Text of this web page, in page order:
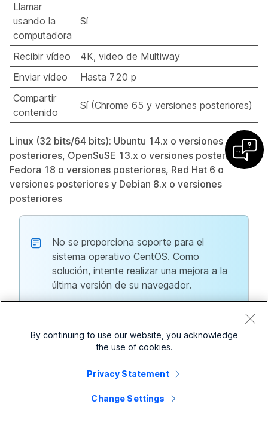
Llamar
usando la
computadora
Sí
Recibir vídeo
4K, video de Multiway
Enviar vídeo
Hasta 720 p
Compartir
contenido
Sí (Chrome 65 y versiones posteriores)
Linux (32 bits/64 bits): Ubuntu 14.x o versiones
posteriores, OpenSuSE 13.x o versiones posteriores,
Fedora 18 o versiones posteriores, Red Hat 6 o
versiones posteriores y Debian 8.x o versiones
posteriores
No se proporciona soporte para el
sistema operativo CentOS. Como
solución, intente realizar una mejora a la
última versión de su navegador.
Característica
Firefox 48
o superior
Chrome 65
o posterior
Chromium
Sí Sí
By continuing to use our website, you acknowledge
the use of cookies.
Privacy Statement
Change Settings